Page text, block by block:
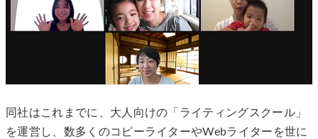
同社はこれまでに、大人向けの「ライティングスクール」
を運営し、数多くのコピーライターやWebライターを世に